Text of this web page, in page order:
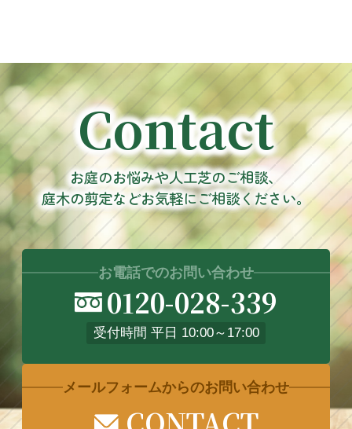
Contact
お庭のお悩みや人工芝のご相談、
庭木の剪定などお気軽にご相談ください。
お電話でのお問い合わせ
0120-028-339
受付時間 平日 10:00～17:00
メールフォームからのお問い合わせ